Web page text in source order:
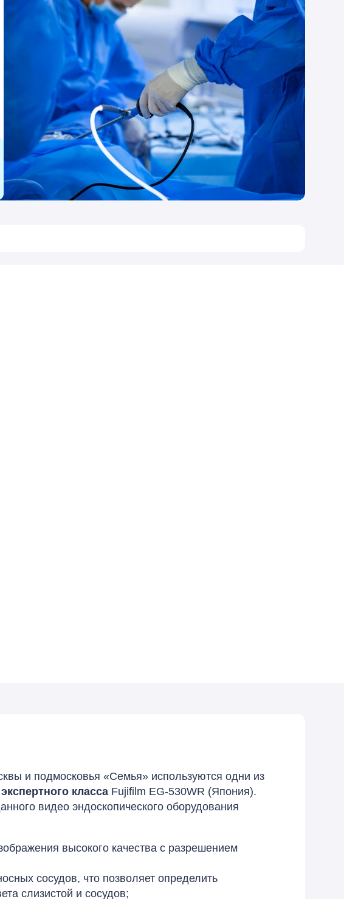
и подмосковья «Семья» используются одни из
класса Fujifilm EG-530WR (Япония).
видео эндоскопического оборудования
высокого качества с разрешением
сосудов, что позволяет определить
слизистой и сосудов;